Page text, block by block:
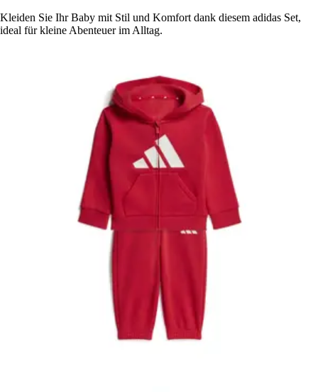
Kleiden Sie Ihr Baby mit Stil und Komfort dank diesem adidas Set,
ideal für kleine Abenteuer im Alltag.